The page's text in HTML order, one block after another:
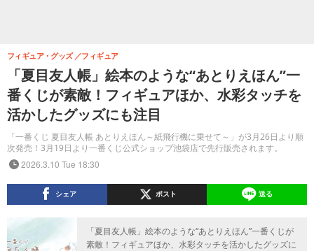
「夏目友人帳」絵本のような“あとりえほん”一
番くじが素敵！フィギュアほか、水彩タッチを
活かしたグッズにも注目
「一番くじ 夏目友人帳 あとりえほん～紙飛行機に乗せて～」が3月26日より順
次発売！3月19日より一番くじ公式ショップ池袋店で先行販売されます。
フィギュア・グッズ フィギュア
2026.3.10 Tue 18:30
シェア ポスト 送る
「夏目友人帳」絵本のような“あとりえほん”一番くじが
素敵！フィギュアほか、水彩タッチを活かしたグッズに